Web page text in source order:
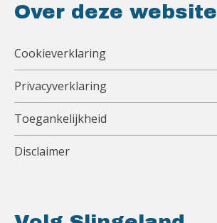
Over deze website
Cookieverklaring
Privacyverklaring
Toegankelijkheid
Disclaimer